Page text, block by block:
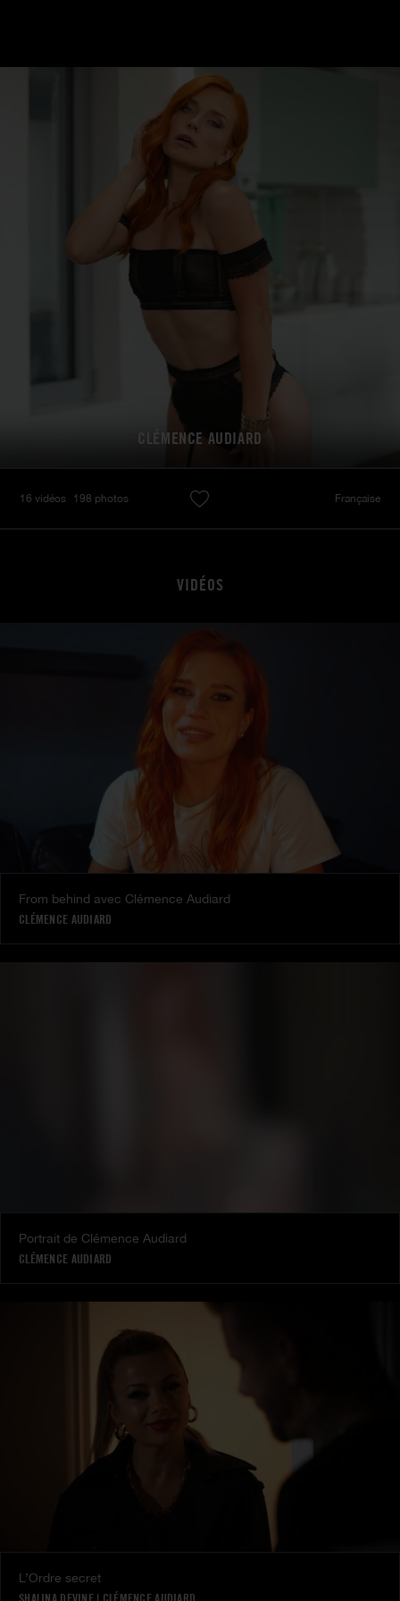
CLÉMENCE AUDIARD
16 vidéos 198 photos Française
VIDÉOS
From behind avec Clémence Audiard
CLÉMENCE AUDIARD
Portrait de Clémence Audiard
CLÉMENCE AUDIARD
L’Ordre secret
SHALINA DEVINE| CLÉMENCE AUDIARD